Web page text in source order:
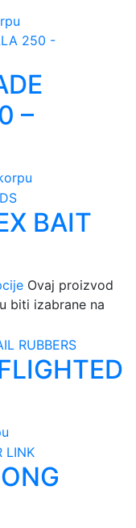
–
BAIT
Ovaj proizvod
biti izabrane na